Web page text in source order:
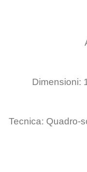
Dimensioni:
Tecnica: Quadro-